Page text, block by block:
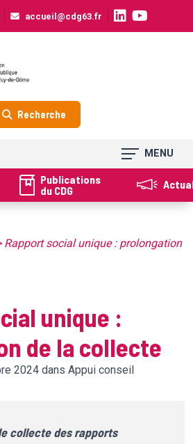
accueil@cdg63.fr
Recherche
MENU
Publications
du CDG
Rapport social unique : prolongation
unique :
de la collecte
2024 dans Appui conseil
collecte des rapports